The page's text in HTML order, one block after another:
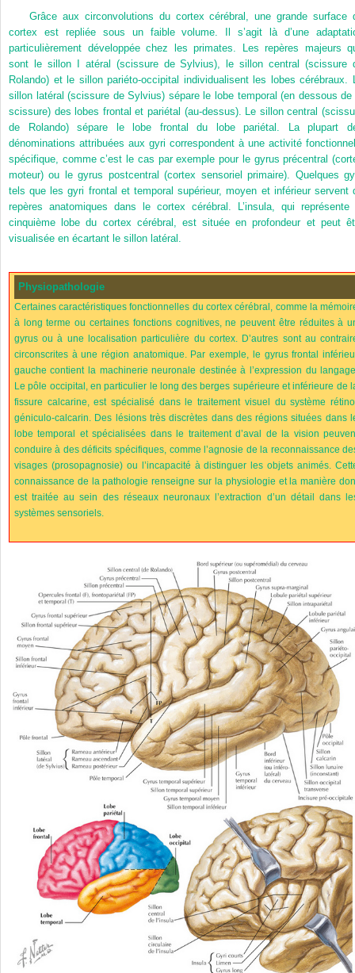
Grâce aux circonvolutions du cortex cérébral, une grande surface
cortex est repliée sous un faible volume. Il s’agit là d’une
particulièrement développée chez les primates. Les repères majeurs
sont le sillon I atéral (scissure de Sylvius), le sillon central (scissure
Rolando) et le sillon pariéto-occipital individualisent les lobes cérébraux.
sillon latéral (scissure de Sylvius) sépare le lobe temporal (en dessous de
scissure) des lobes frontal et pariétal (au-dessus). Le sillon central
de Rolando) sépare le lobe frontal du lobe pariétal. La plupart
dénominations attribuées aux gyri correspondent à une activité
spécifique, comme c’est le cas par exemple pour le gyrus précentral
moteur) ou le gyrus postcentral (cortex sensoriel primaire). Quelques
tels que les gyri frontal et temporal supérieur, moyen et inférieur servent
repères anatomiques dans le cortex cérébral. L’insula, qui représente
cinquième lobe du cortex cérébral, est située en profondeur et peut
visualisée en écartant le sillon latéral.
Physiopathologie
Certaines caractéristiques fonctionnelles du cortex cérébral, comme la
à long terme ou certaines fonctions cognitives, ne peuvent être réduites à
gyrus ou à une localisation particulière du cortex. D’autres sont au
circonscrites à une région anatomique. Par exemple, le gyrus frontal
gauche contient la machinerie neuronale destinée à l’expression du
Le pôle occipital, en particulier le long des berges supérieure et inférieure de
fissure calcarine, est spécialisé dans le traitement visuel du système
géniculo-calcarin. Des lésions très discrètes dans des régions situées dans
lobe temporal et spécialisées dans le traitement d’aval de la vision
conduire à des déficits spécifiques, comme l’agnosie de la reconnaissance
visages (prosopagnosie) ou l’incapacité à distinguer les objets animés.
connaissance de la pathologie renseigne sur la physiologie et la manière
est traitée au sein des réseaux neuronaux l’extraction d’un détail dans
systèmes sensoriels.